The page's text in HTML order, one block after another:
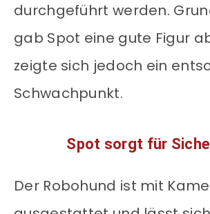
durchgeführt werden.
gab Spot eine gute Figur
zeigte sich jedoch ein
Schwachpunkt.
Spot sorgt für
Der Robohund ist mit